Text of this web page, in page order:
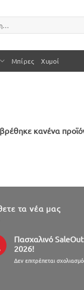
Μπίρες Χυμοί
κανένα
τα νέα μας
Πασχαλινό SaleOut
2026!
Δεν επιτρέπεται